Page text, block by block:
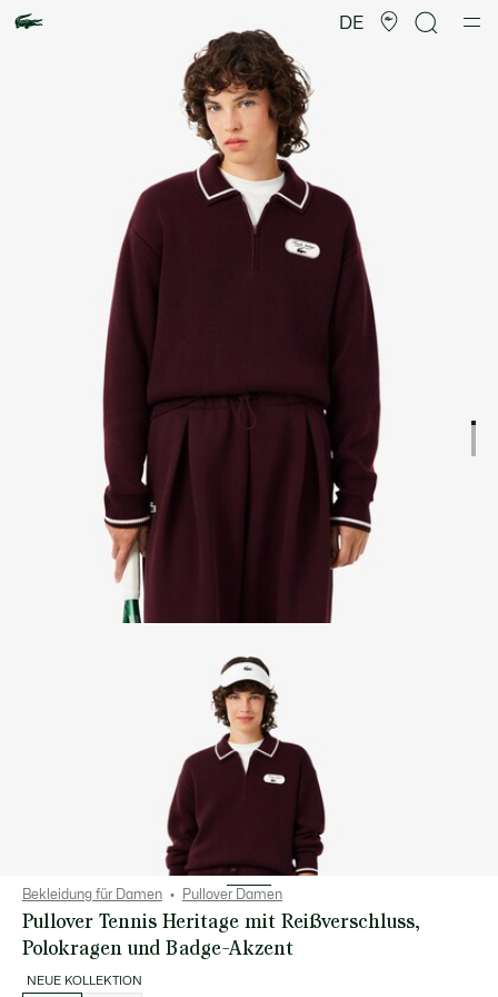
DE
Bekleidung für Damen Pullover Damen
Pullover Tennis Heritage mit Reißverschluss,
Polokragen und Badge-Akzent
NEUE KOLLEKTION